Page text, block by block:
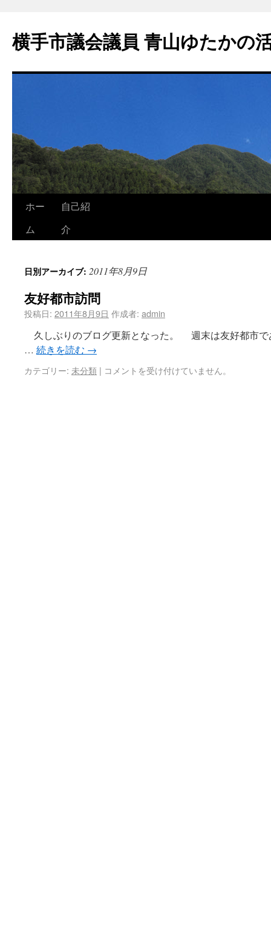
横手市議会議員 青山ゆたかの
ホー
ム
自己紹
介
日別アーカイブ: 2011年8月9日
友好都市訪問
投稿日: 2011年8月9日 作成者: admin
久しぶりのブログ更新となった。 週末は友好都市で
… 続きを読む →
カテゴリー: 未分類 | コメントを受け付けていません。